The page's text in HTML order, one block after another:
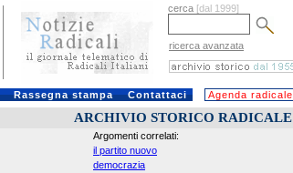
cerca [dal 1999]
ricerca avanzata
Rassegna stampa Contattaci Agenda radicale
ARCHIVIO STORICO RADICALE
Argomenti correlati:
il partito nuovo
democrazia